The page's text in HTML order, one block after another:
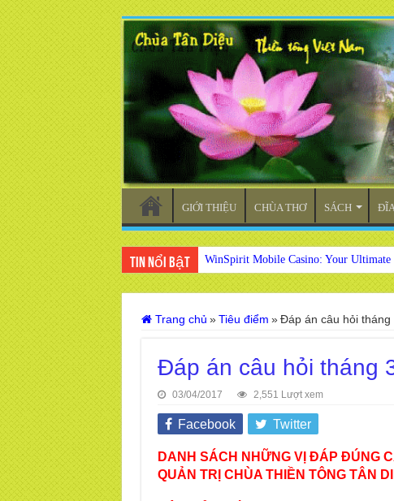
GIỚI THIỆU CHÙA THƠ SÁCH
Tin nổi bật WinSpirit Mobile Casino: Your
Trang chủ » Tiêu điểm » Đáp án câu hỏi
Đáp án câu hỏi tháng
03/04/2017 2,551 Lượt xem
Facebook Twitter
DANH SÁCH NHỮNG VỊ ĐÁP ĐÚNG
QUẢN TRỊ CHÙA THIỀN TÔNG TÂN